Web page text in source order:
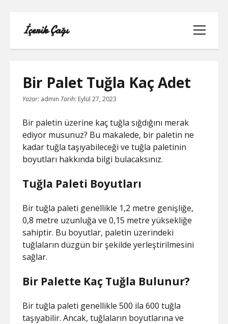
İçerik Çağı
menüyü
aç
REELS BEĞENI ATMA HILESI PARASIZ
SAYFA LISTESI
TWITTER BEĞENI HILESI ŞIFRESIZ
TWITTER PROFIL FOTO
Bir Palet Tuğla Kaç Adet
Yazar: admin Tarih: Eylül 27, 2023
Bir paletin üzerine kaç tuğla sığdığını merak
ediyor musunuz? Bu makalede, bir paletin ne
kadar tuğla taşıyabileceği ve tuğla paletinin
boyutları hakkında bilgi bulacaksınız.
Tuğla Paleti Boyutları
Bir tuğla paleti genellikle 1,2 metre genişliğe,
0,8 metre uzunluğa ve 0,15 metre yüksekliğe
sahiptir. Bu boyutlar, paletin üzerindeki
tuğlaların düzgün bir şekilde yerleştirilmesini
sağlar.
Bir Palette Kaç Tuğla Bulunur?
Bir tuğla paleti genellikle 500 ila 600 tuğla
taşıyabilir. Ancak, tuğlaların boyutlarına ve